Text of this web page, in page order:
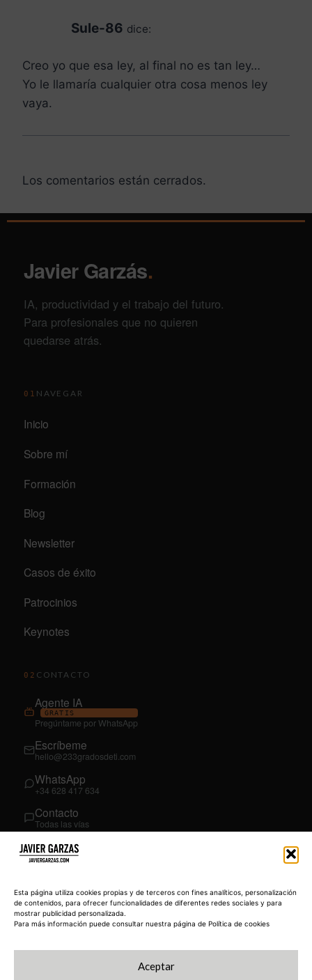
Esta página utiliza cookies propias y de terceros con fines analíticos, personalización
de contenidos, para ofrecer funcionalidades de diferentes redes sociales y para
mostrar publicidad personalizada.
Para más información puede consultar nuestra página de Política de cookies
Aceptar
Sule-86 dice:
Creo yo que esa ley, al final no es tan ley…
Yo le llamaría cualquier otra cosa menos ley
vaya.
Los comentarios están cerrados.
Javier Garzás.
IA, productividad y el trabajo del futuro.
Para profesionales que no quieren
quedarse atrás.
01 NAVEGAR
Inicio
Sobre mí
Formación
Blog
Newsletter
Casos de éxito
Patrocinios
Keynotes
02 CONTACTO
Agente IA
GRATIS
Pregúntame por WhatsApp
Escríbeme
hello@233gradosdeti.com
WhatsApp
+34 628 417 634
Contacto
Todas las vías
03SÍGUEME
YouTube
@JavierGarzas
LinkedIn